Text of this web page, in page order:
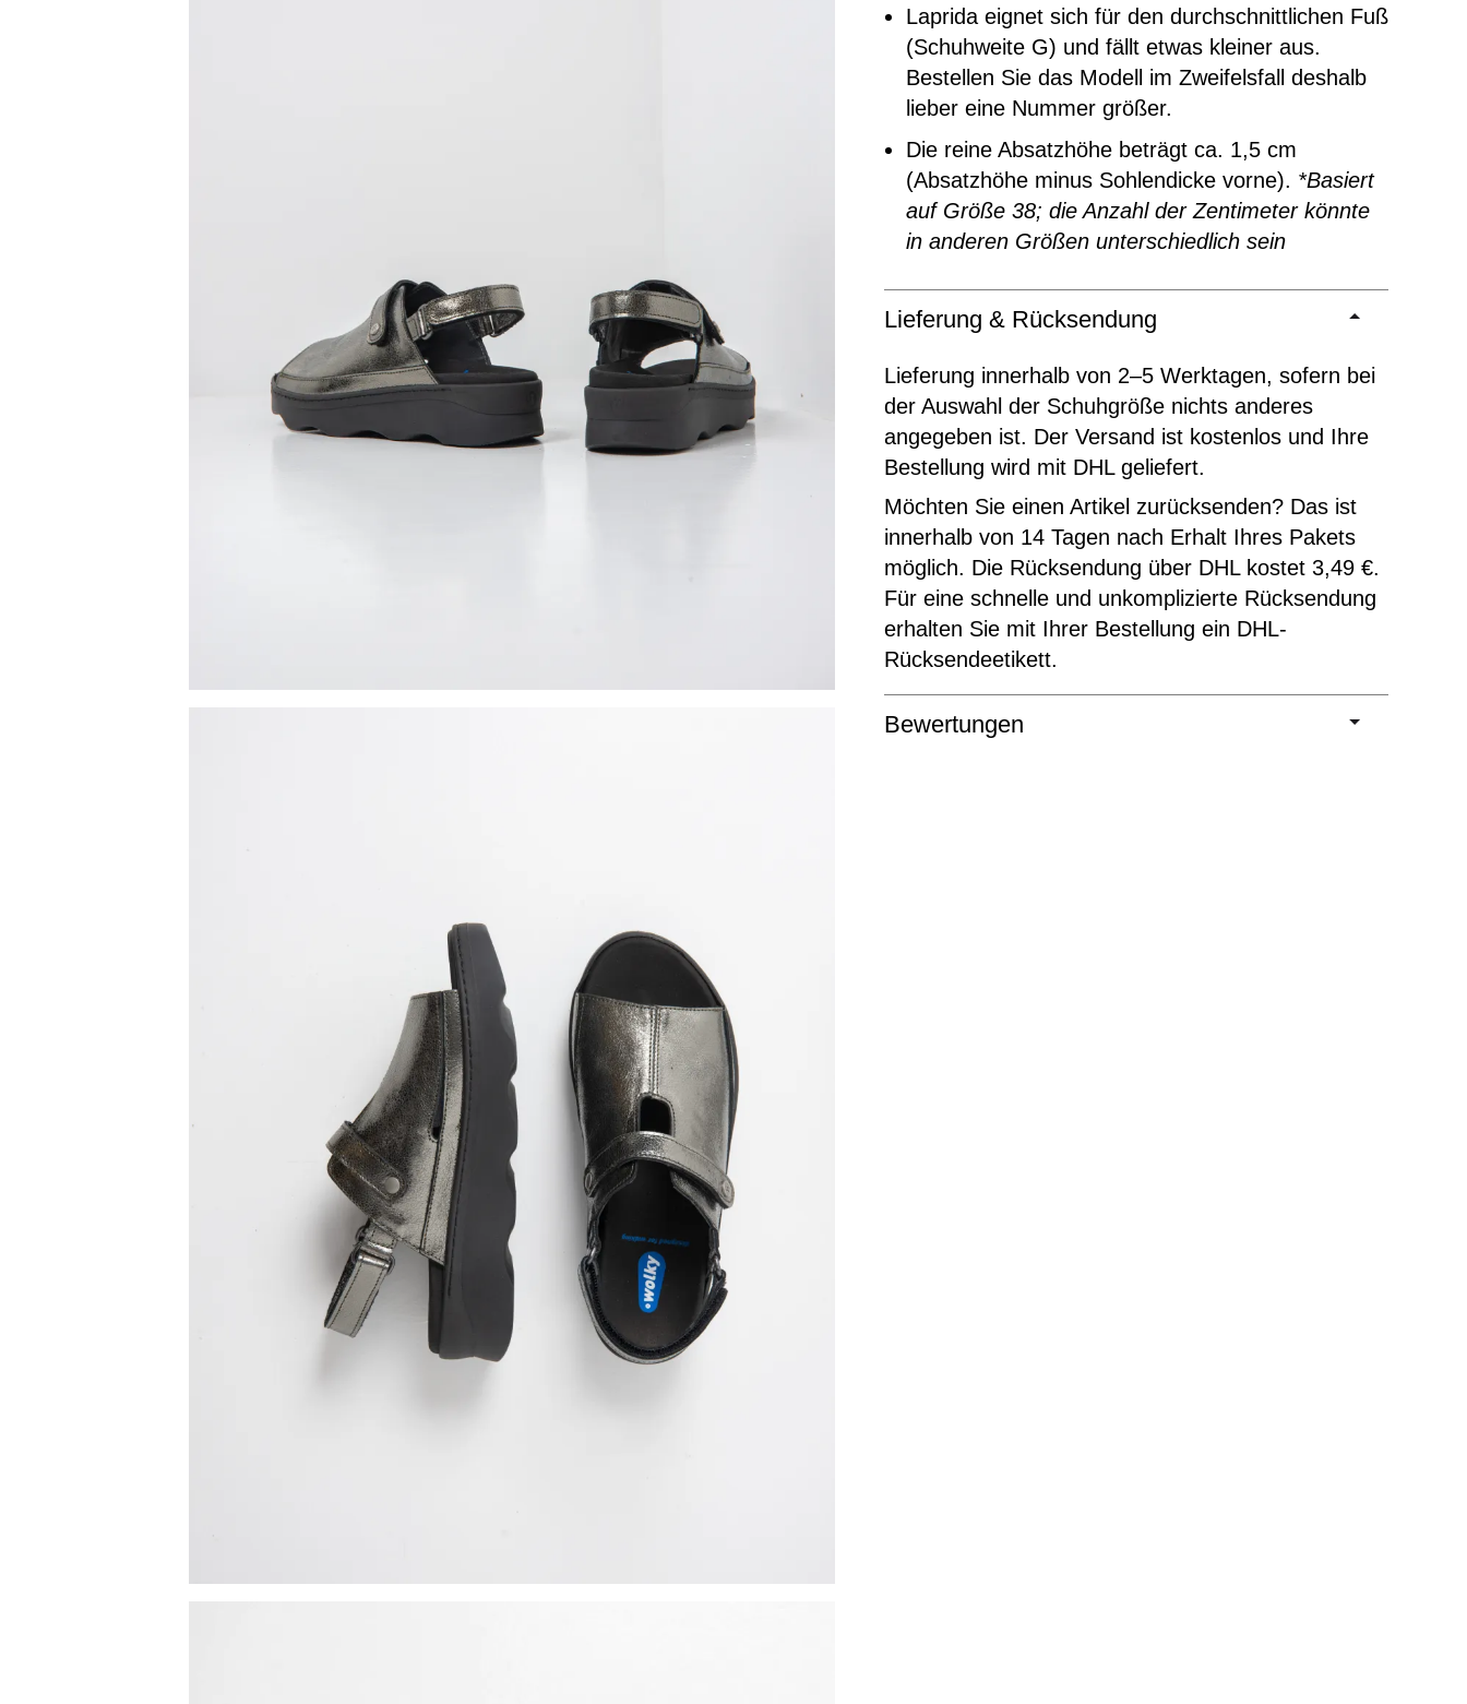
Laprida eignet sich für den durchschnittlichen Fuß
(Schuhweite G) und fällt etwas kleiner aus.
Bestellen Sie das Modell im Zweifelsfall deshalb
lieber eine Nummer größer.
Die reine Absatzhöhe beträgt ca. 1,5 cm
(Absatzhöhe minus Sohlendicke vorne). *Basiert
auf Größe 38; die Anzahl der Zentimeter könnte
in anderen Größen unterschiedlich sein
Lieferung & Rücksendung
Lieferung innerhalb von 2–5 Werktagen, sofern bei
der Auswahl der Schuhgröße nichts anderes
angegeben ist. Der Versand ist kostenlos und Ihre
Bestellung wird mit DHL geliefert.
Möchten Sie einen Artikel zurücksenden? Das ist
innerhalb von 14 Tagen nach Erhalt Ihres Pakets
möglich. Die Rücksendung über DHL kostet 3,49 €.
Für eine schnelle und unkomplizierte Rücksendung
erhalten Sie mit Ihrer Bestellung ein DHL-
Rücksendeetikett.
Bewertungen